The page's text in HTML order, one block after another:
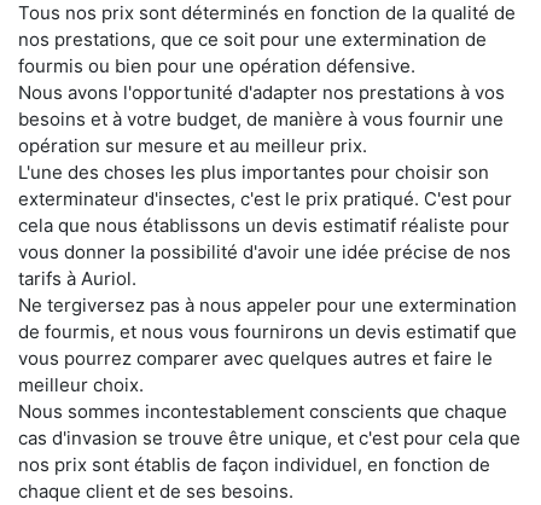
Tous nos prix sont déterminés en fonction de la qualité de
nos prestations, que ce soit pour une extermination de
fourmis ou bien pour une opération défensive.
Nous avons l'opportunité d'adapter nos prestations à vos
besoins et à votre budget, de manière à vous fournir une
opération sur mesure et au meilleur prix.
L'une des choses les plus importantes pour choisir son
exterminateur d'insectes, c'est le prix pratiqué. C'est pour
cela que nous établissons un devis estimatif réaliste pour
vous donner la possibilité d'avoir une idée précise de nos
tarifs à Auriol.
Ne tergiversez pas à nous appeler pour une extermination
de fourmis, et nous vous fournirons un devis estimatif que
vous pourrez comparer avec quelques autres et faire le
meilleur choix.
Nous sommes incontestablement conscients que chaque
cas d'invasion se trouve être unique, et c'est pour cela que
nos prix sont établis de façon individuel, en fonction de
chaque client et de ses besoins.